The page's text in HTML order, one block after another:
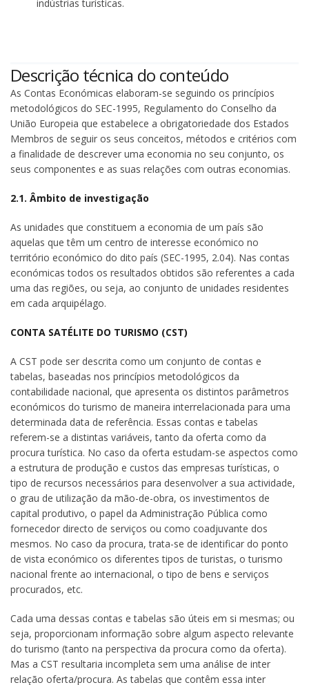
indústrias turísticas.
Descrição técnica do conteúdo
As Contas Económicas elaboram-se seguindo os princípios
metodológicos do SEC-1995, Regulamento do Conselho da
União Europeia que estabelece a obrigatoriedade dos Estados
Membros de seguir os seus conceitos, métodos e critérios com
a finalidade de descrever uma economia no seu conjunto, os
seus componentes e as suas relações com outras economias.
2.1. Âmbito de investigação
As unidades que constituem a economia de um país são
aquelas que têm um centro de interesse económico no
território económico do dito país (SEC-1995, 2.04). Nas contas
económicas todos os resultados obtidos são referentes a cada
uma das regiões, ou seja, ao conjunto de unidades residentes
em cada arquipélago.
CONTA SATÉLITE DO TURISMO (CST)
A CST pode ser descrita como um conjunto de contas e
tabelas, baseadas nos princípios metodológicos da
contabilidade nacional, que apresenta os distintos parâmetros
económicos do turismo de maneira interrelacionada para uma
determinada data de referência. Essas contas e tabelas
referem-se a distintas variáveis, tanto da oferta como da
procura turística. No caso da oferta estudam-se aspectos como
a estrutura de produção e custos das empresas turísticas, o
tipo de recursos necessários para desenvolver a sua actividade,
o grau de utilização da mão-de-obra, os investimentos de
capital produtivo, o papel da Administração Pública como
fornecedor directo de serviços ou como coadjuvante dos
mesmos. No caso da procura, trata-se de identificar do ponto
de vista económico os diferentes tipos de turistas, o turismo
nacional frente ao internacional, o tipo de bens e serviços
procurados, etc.
Cada uma dessas contas e tabelas são úteis em si mesmas; ou
seja, proporcionam informação sobre algum aspecto relevante
do turismo (tanto na perspectiva da procura como da oferta).
Mas a CST resultaria incompleta sem uma análise de inter
relação oferta/procura. As tabelas que contêm essa inter